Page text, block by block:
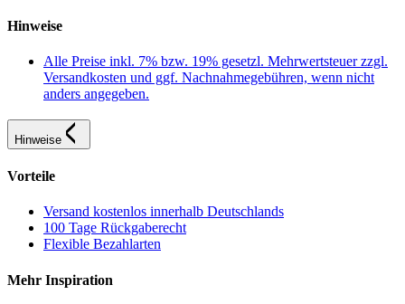
Hinweise
Alle Preise inkl. 7% bzw. 19% gesetzl. Mehrwertsteuer zzgl.
Versandkosten und ggf. Nachnahmegebühren, wenn nicht
anders angegeben.
Hinweise
Vorteile
Versand kostenlos innerhalb Deutschlands
100 Tage Rückgaberecht
Flexible Bezahlarten
Mehr Inspiration